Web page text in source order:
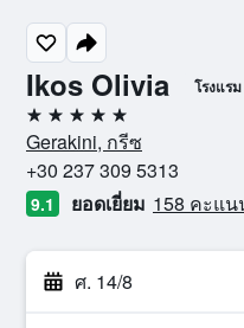
Ikos Olivia โรงแรม
5 ดาว
Gerakini, กรีซ
+30 237 309 5313
9.1 ยอดเยี่ยม 158 คะแ
ศ. 14/8